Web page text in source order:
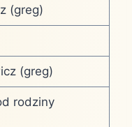
(greg)
(greg)
rodziny